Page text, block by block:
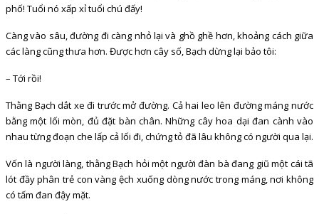
phố! Tuổi nó xấp xỉ tuổi chú đấy!
Càng vào sâu, đường đi càng nhỏ lại và ghồ ghề hơn, khoảng cách giữa
các làng cũng thưa hơn. Được hơn cây số, Bạch dừng lại bảo tôi:
– Tới rồi!
Thằng Bạch dắt xe đi trước mở đường. Cả hai leo lên đường máng nước
bằng một lối mòn, đủ đặt bàn chân. Những cây hoa dại đan cành vào
nhau từng đoạn che lấp cả lối đi, chứng tỏ đã lâu không có người qua lại.
Vốn là người làng, thằng Bạch hỏi một người đàn bà đang giũ một cái tã
lót đầy phân trẻ con vàng ệch xuống dòng nước trong máng, nơi không
có tấm đan đậy mặt.